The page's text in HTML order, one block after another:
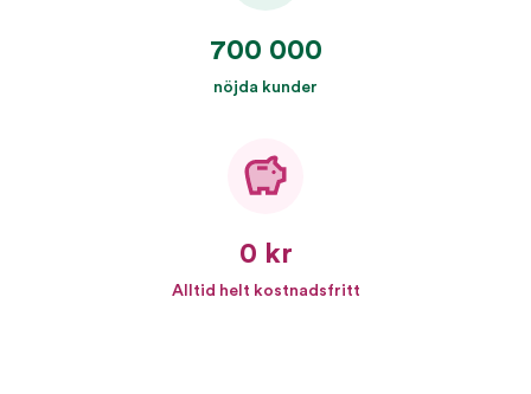
700 000
nöjda kunder
0 kr
Alltid helt kostnadsfritt